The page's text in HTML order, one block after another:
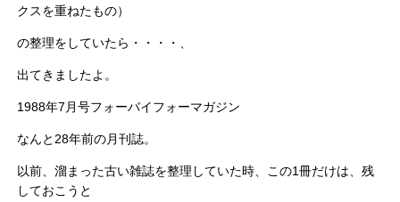
クスを重ねたもの）
の整理をしていたら・・・・、
出てきましたよ。
1988年7月号フォーバイフォーマガジン
なんと28年前の月刊誌。
以前、溜まった古い雑誌を整理していた時、この1冊だけは、残
しておこうと